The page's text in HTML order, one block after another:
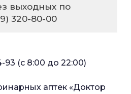
выходных по
320-80-00
93 (с 8:00 до 22:00)
аптек «Доктор